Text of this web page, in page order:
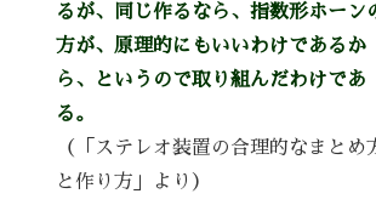
るが、同じ作るなら、指数形ホーン
方が、原理的にもいいわけであるか
ら、というので取り組んだわけであ
る。
（「ステレオ装置の合理的なまとめ
と作り方」より）